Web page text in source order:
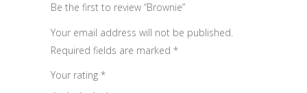
Be the first to review “Brownie”
Your email address will not be published.
Required fields are marked *
Your rating *